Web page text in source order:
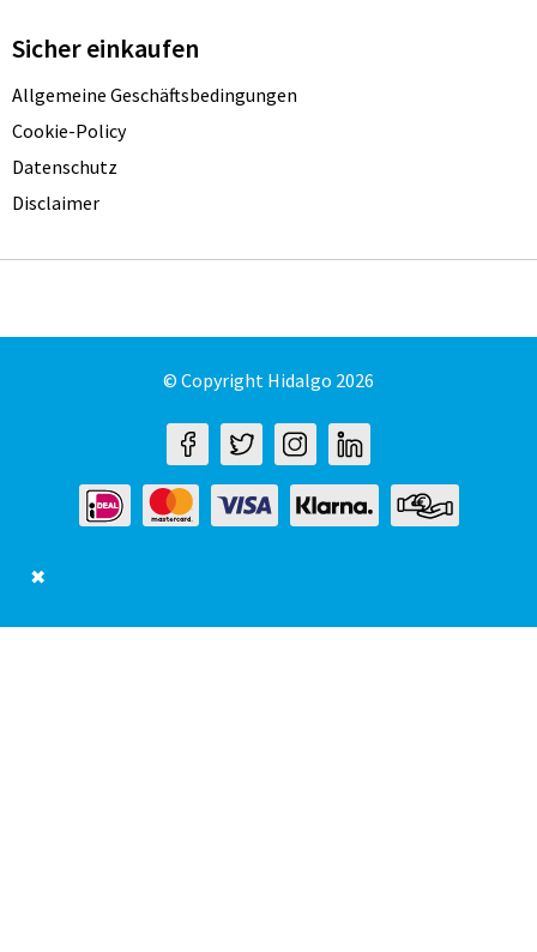
Sicher einkaufen
Allgemeine Geschäftsbedingungen
Cookie-Policy
Datenschutz
Disclaimer
© Copyright Hidalgo 2026
✖